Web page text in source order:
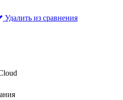
Удалить из сравнения